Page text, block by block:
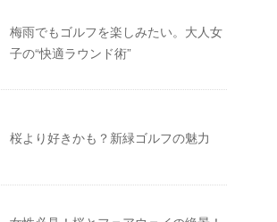
梅雨でもゴルフを楽しみたい。大人女
子の“快適ラウンド術”
桜より好きかも？新緑ゴルフの魅力